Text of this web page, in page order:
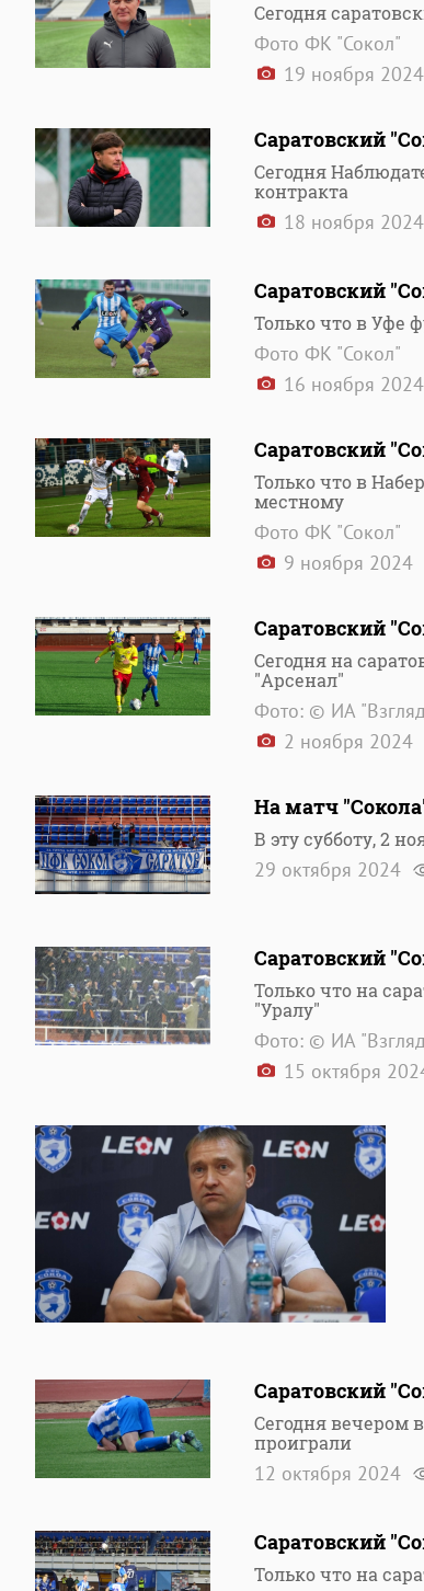
Сегодня
Фото ФК "Сокол"
19 ноября 2024
Саратовский
Сегодня
контракта
18 ноября 2024
Саратовский
Только что в Уфе
Фото ФК "Сокол"
16 ноября 2024
Саратовский
Только что в
местному
Фото ФК "Сокол"
9 ноября 2024
Саратовский
Сегодня на
"Арсенал"
Фото: © ИА
2 ноября 2024
На матч
В эту субботу, 2
29 октября 2024
Саратовский
Только что на
"Уралу"
Фото: © ИА
15 октября
Саратовский
Сегодня вечером
проиграли
12 октября 2024
Саратовский
Только что на